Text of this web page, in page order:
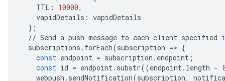
TTL : 10000,
vapidDetails : vapidDetails
};
// Send a push message to each client specified
subscriptions . forEach(subscription => {
const endpoint = subscription . endpoint ;
const id = endpoint. substr((endpoint. length -
webpush . sendNotification(subscription,